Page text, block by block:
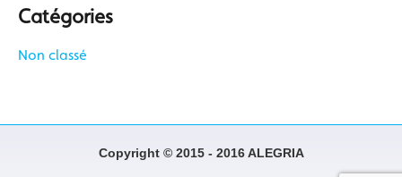
Catégories
Non classé
Copyright © 2015 - 2016 ALEGRIA